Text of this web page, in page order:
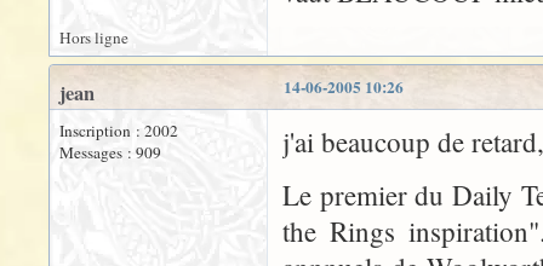
Hors ligne
14-06-2005 10:26
jean
Inscription : 2002
Messages : 909
j'ai beaucoup de
Le premier du Daily
the Rings